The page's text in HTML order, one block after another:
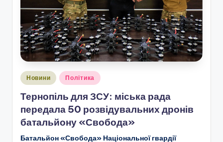
Опубліковано
Новини Політика
Тернопіль для ЗСУ: міська рада
передала 50 розвідувальних дронів
батальйону «Свобода»
Батальйон «Свобода» Національної гвардії